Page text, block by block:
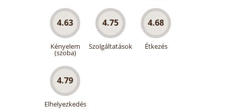
4.63
Kényelem
(szoba)
4.75
Szolgáltatások
4.68
Étkezés
4.79
Elhelyezkedés